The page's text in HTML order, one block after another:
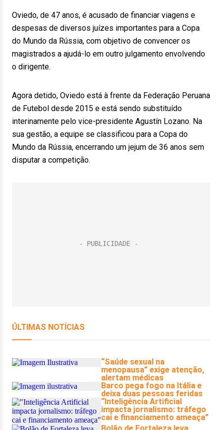
Oviedo, de 47 anos, é acusado de financiar viagens e
despesas de diversos juízes importantes para a Copa
do Mundo da Rússia, com objetivo de convencer os
magistrados a ajudá-lo em outro julgamento envolvendo
o dirigente.
Agora detido, Oviedo está à frente da Federação Peruana
de Futebol desde 2015 e está sendo substituído
interinamente pelo vice-presidente Agustín Lozano. Na
sua gestão, a equipe se classificou para a Copa do
Mundo da Rússia, encerrando um jejum de 36 anos sem
disputar a competição.